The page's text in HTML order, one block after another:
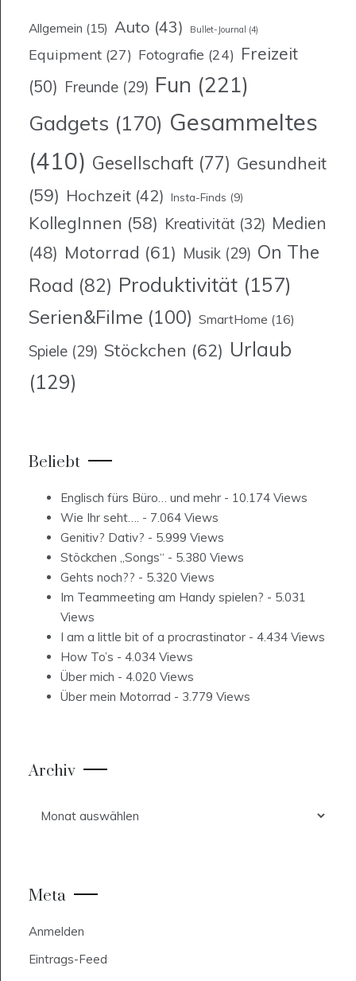
Allgemein (15) Auto (43) Bullet-Journal (4)
Equipment (27) Fotografie (24) Freizeit
(50) Freunde (29) Fun (221)
Gadgets (170) Gesammeltes
(410) Gesellschaft (77) Gesundheit
(59) Hochzeit (42) Insta-Finds (9)
KollegInnen (58) Kreativität (32) Medien
(48) Motorrad (61) Musik (29) On The
Road (82) Produktivität (157)
Serien&Filme (100) SmartHome (16)
Spiele (29) Stöckchen (62) Urlaub
(129)
Beliebt
Englisch fürs Büro… und mehr - 10.174 Views
Wie Ihr seht…. - 7.064 Views
Genitiv? Dativ? - 5.999 Views
Stöckchen „Songs“ - 5.380 Views
Gehts noch?? - 5.320 Views
Im Teammeeting am Handy spielen? - 5.031
Views
I am a little bit of a procrastinator - 4.434 Views
How To’s - 4.034 Views
Über mich - 4.020 Views
Über mein Motorrad - 3.779 Views
Archiv
Meta
Anmelden
Eintrags-Feed